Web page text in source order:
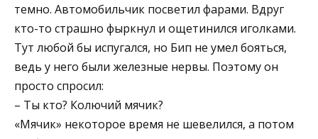
темно. Автомобильчик посветил фарами. Вдруг
кто-то страшно фыркнул и ощетинился иголками.
Тут любой бы испугался, но Бип не умел бояться,
ведь у него были железные нервы. Поэтому он
просто спросил:
– Ты кто? Колючий мячик?
«Мячик» некоторое время не шевелился, а потом